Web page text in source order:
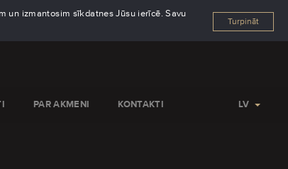
un izmantosim sīkdatnes Jūsu ierīcē. Savu
Turpināt
PAR AKMENI KONTAKTI LV